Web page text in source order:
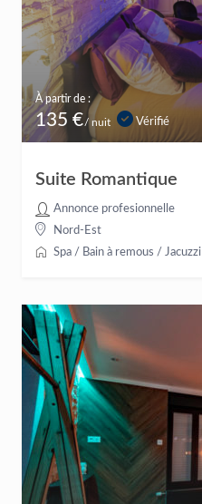
À partir de :
135 €/ nuit Vérifié
Suite Romantique
Annonce profesionnelle
Nord-Est
Spa / Bain à remous / Jacuzzi